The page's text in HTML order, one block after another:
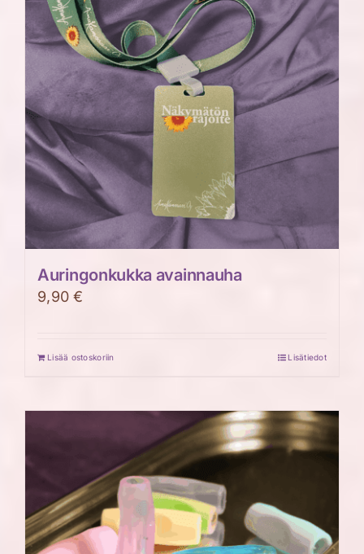
Voit
tehdä
valinnat
tuotteen
sivulla.
Auringonkukka avainnauha
9,90€
Lisää ostoskoriin Lisätiedot